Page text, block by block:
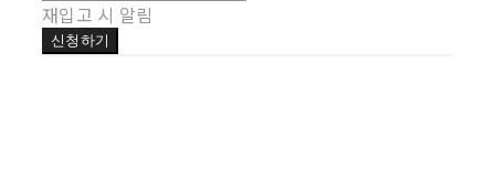
재입고 시 알림
신청하기